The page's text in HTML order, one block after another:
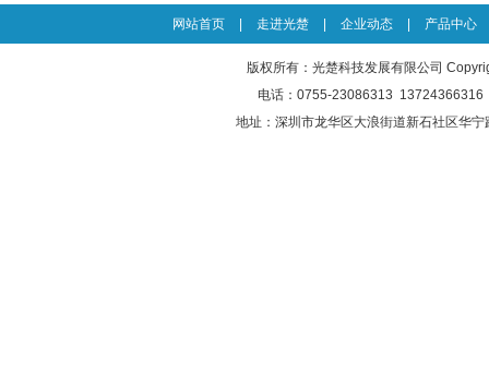
网站首页 走进光楚 企业动态 产品中心
版权所有：光楚科技发展有限公司
电话：0755-23086313
地址：深圳市龙华区大浪街道新石社区华